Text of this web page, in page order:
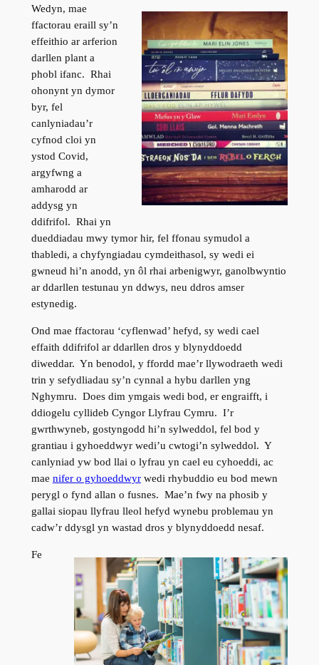
Wedyn, mae
ffactorau eraill sy’n
effeithio ar arferion
darllen plant a
phobl ifanc. Rhai
ohonynt yn dymor
byr, fel
canlyniadau’r
cyfnod cloi yn
ystod Covid,
argyfwng a
amharodd ar
addysg yn
ddifrifol. Rhai yn
dueddiadau mwy tymor hir, fel ffonau symudol a
thabledi, a chyfyngiadau cymdeithasol, sy wedi ei
gwneud hi’n anodd, yn ôl rhai arbenigwyr, ganolbwyntio
ar ddarllen testunau yn ddwys, neu ddros amser
estynedig.
Ond mae ffactorau ‘cyflenwad’ hefyd, sy wedi cael
effaith ddifrifol ar ddarllen dros y blynyddoedd
diweddar. Yn benodol, y ffordd mae’r llywodraeth wedi
trin y sefydliadau sy’n cynnal a hybu darllen yng
Nghymru. Does dim ymgais wedi bod, er engraifft, i
ddiogelu cyllideb Cyngor Llyfrau Cymru. I’r
gwrthwyneb, gostyngodd hi’n sylweddol, fel bod y
grantiau i gyhoeddwyr wedi’u cwtogi’n sylweddol. Y
canlyniad yw bod llai o lyfrau yn cael eu cyhoeddi, ac
mae nifer o gyhoeddwyrwedi rhybuddio eu bod mewn
perygl o fynd allan o fusnes. Mae’n fwy na phosib y
gallai siopau llyfrau lleol hefyd wynebu problemau yn
cadw’r ddysgl yn wastad dros y blynyddoedd nesaf.
Fe